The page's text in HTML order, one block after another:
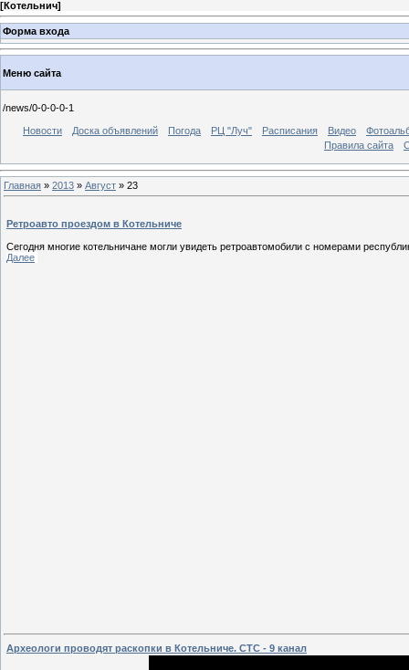
[Котельнич]
Форма входа
Меню сайта
/news/0-0-0-0-1
Новости Доска объявлений Погода РЦ "Луч" Расписания Видео
Правила сайта
Главная » 2013 » Август » 23
Ретроавто проездом в Котельниче
Сегодня многие котельничане могли увидеть ретроавтомобили с номерами
Далее
Археологи проводят раскопки в Котельниче. СТС - 9 канал